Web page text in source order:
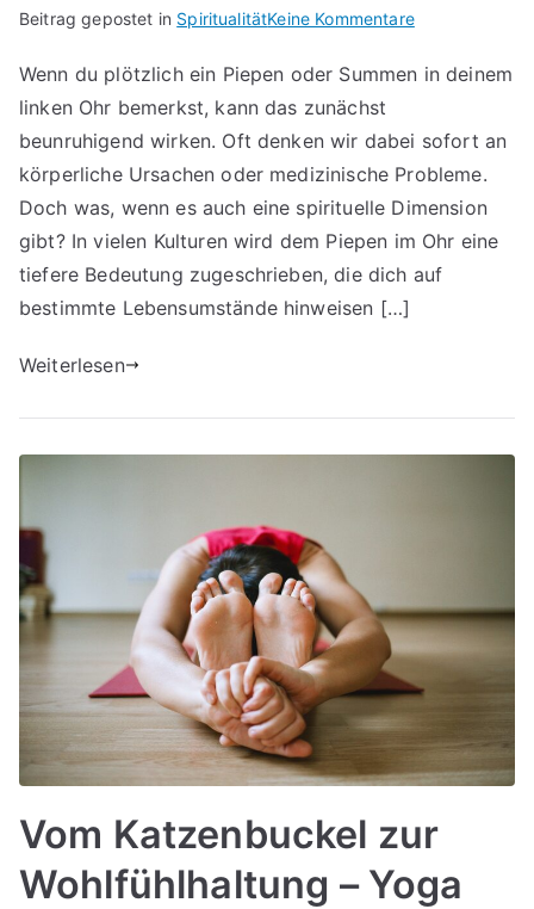
Beitrag gepostet in SpiritualitätKeine Kommentarefür
Ohr
Spirituelle
Deutung
Erklärungen
Wenn du plötzlich ein Piepen oder Summen in deinem
linken Ohr bemerkst, kann das zunächst
beunruhigend wirken. Oft denken wir dabei sofort an
körperliche Ursachen oder medizinische Probleme.
Doch was, wenn es auch eine spirituelle Dimension
gibt? In vielen Kulturen wird dem Piepen im Ohr eine
tiefere Bedeutung zugeschrieben, die dich auf
bestimmte Lebensumstände hinweisen […]
Weiterlesen
Vom Katzenbuckel zur
Wohlfühlhaltung – Yoga